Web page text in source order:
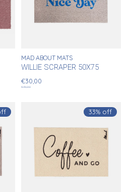
MAD ABOUT MATS
WILLIE SCRAPER 50X75
€30,00
€45,00
33% off